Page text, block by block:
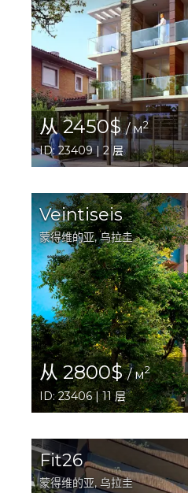
从 2450$/ м2
ID: 23409 | 2 层
Veintiseis
蒙得维的亚, 乌拉圭
从 2800$/ м2
ID: 23406 | 11 层
Fit26
蒙得维的亚, 乌拉圭